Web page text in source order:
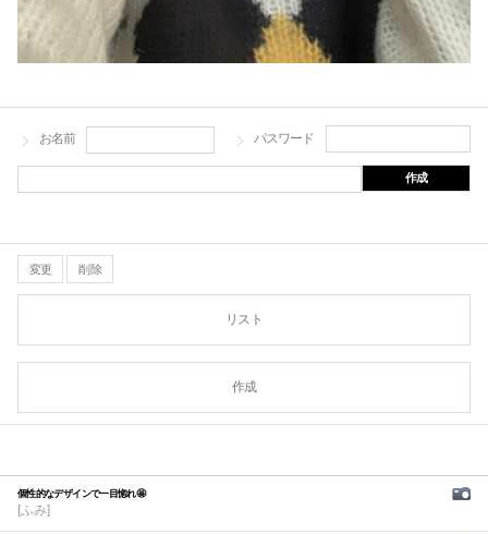
お名前 パスワード
作成
変更 削除
リスト
作成
個性的なデザインで一目惚れ🤩
[ふみ]